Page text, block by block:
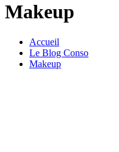
Makeup
Accueil
Le Blog Conso
Makeup